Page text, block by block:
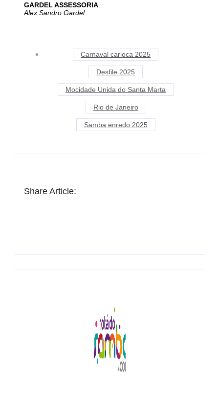
GARDEL ASSESSORIA
Alex Sandro Gardel
Carnaval carioca 2025
Desfile 2025
Mocidade Unida do Santa Marta
Rio de Janeiro
Samba enredo 2025
Share Article: